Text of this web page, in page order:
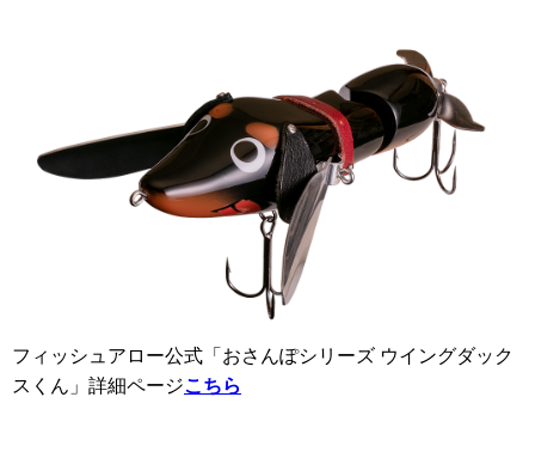
フィッシュアロー公式「おさんぽシリーズ ウイングダック
スくん」詳細ページこちら